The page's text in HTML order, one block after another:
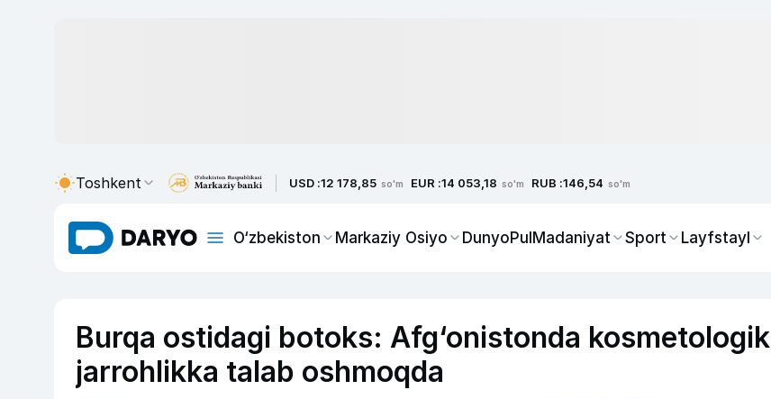
Toshkent USD :12 178,85 so'm EUR :14 053,18 so'm RUB :146,54 so'm
O‘zbekiston Markaziy Osiyo DunyoPulMadaniyat Sport Layfstayl
Burqa ostidagi botoks: Afg‘onistonda kosmetologik
jarrohlikka talab oshmoqda